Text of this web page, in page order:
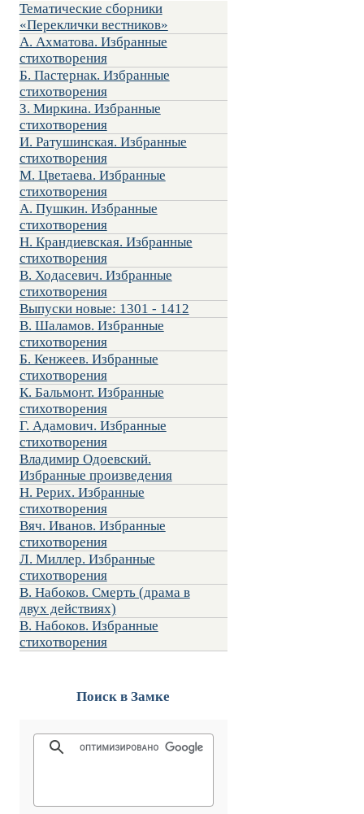
Тематические сборники
«Переклички вестников»
А. Ахматова. Избранные
стихотворения
Б. Пастернак. Избранные
стихотворения
З. Миркина. Избранные
стихотворения
И. Ратушинская. Избранные
стихотворения
М. Цветаева. Избранные
стихотворения
А. Пушкин. Избранные
стихотворения
Н. Крандиевская. Избранные
стихотворения
В. Ходасевич. Избранные
стихотворения
Выпуски новые: 1301 - 1412
В. Шаламов. Избранные
стихотворения
Б. Кенжеев. Избранные
стихотворения
К. Бальмонт. Избранные
стихотворения
Г. Адамович. Избранные
стихотворения
Владимир Одоевский.
Избранные произведения
Н. Рерих. Избранные
стихотворения
Вяч. Иванов. Избранные
стихотворения
Л. Миллер. Избранные
стихотворения
В. Набоков. Смерть (драма в
двух действиях)
В. Набоков. Избранные
стихотворения
Поиск в Замке